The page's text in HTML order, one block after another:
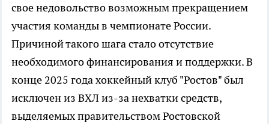
свое недовольство возможным прекращением
участия команды в чемпионате России.
Причиной такого шага стало отсутствие
необходимого финансирования и поддержки. В
конце 2025 года хоккейный клуб "Ростов" был
исключен из ВХЛ из-за нехватки средств,
выделяемых правительством Ростовской